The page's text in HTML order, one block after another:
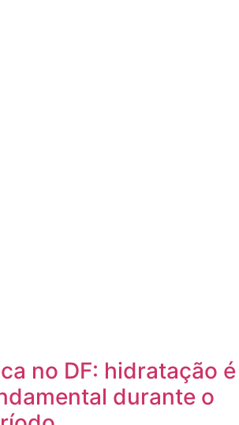
no DF: hidratação é
durante o